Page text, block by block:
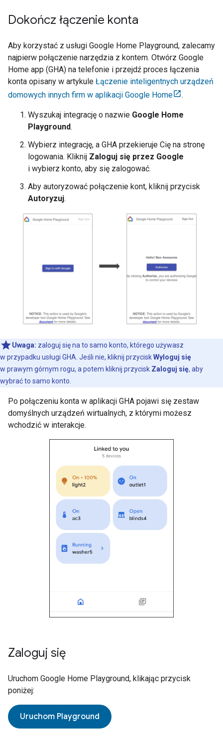
Dokończ łączenie konta
Aby korzystać z usługi Google Home Playground, zalecamy
najpierw połączenie narzędzia z kontem. Otwórz Google
Home app (GHA) na telefonie i przejdź proces łączenia
konta opisany w artykule Łączenie inteligentnych urządzeń
domowych innych firm w aplikacji Google Home
.
Wyszukaj integrację o nazwie Google Home
Playground.
Wybierz integrację, a GHA przekieruje Cię na stronę
logowania. Kliknij Zaloguj się przez Google
i wybierz konto, aby się zalogować.
Aby autoryzować połączenie kont, kliknij przycisk
Autoryzuj.
Uwaga: zaloguj się na to samo konto, którego używasz
w przypadku usługi GHA . Jeśli nie, kliknij przyciskWyloguj się
w prawym górnym rogu, a potem kliknij przycisk Zaloguj się, aby
wybrać to samo konto.
Po połączeniu konta w aplikacji GHA pojawi się zestaw
domyślnych urządzeń wirtualnych, z którymi możesz
wchodzić w interakcje.
Zaloguj się
Uruchom Google Home Playground, klikając przycisk
poniżej:
Uruchom Playground